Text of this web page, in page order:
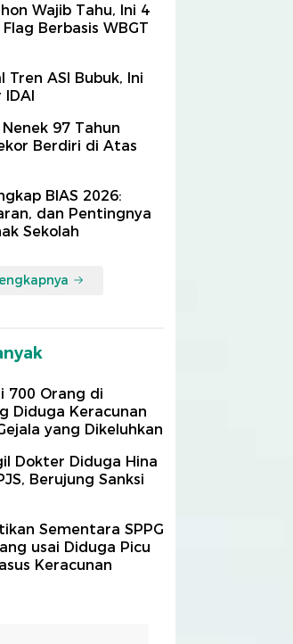
Wajib Tahu, Ini 4
Berbasis WBGT
Tren ASI Bubuk, Ini
IDAI
97 Tahun
Berdiri di Atas
BIAS 2026:
dan Pentingnya
Sekolah
700 Orang di
Diduga Keracunan
yang Dikeluhkan
Dokter Diduga Hina
Berujung Sanksi
Sementara SPPG
usai Diduga Picu
Keracunan